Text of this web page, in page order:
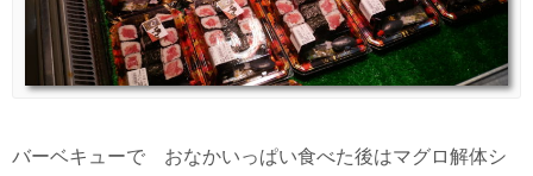
バーベキューで おなかいっぱい食べた後はマグロ解体シ